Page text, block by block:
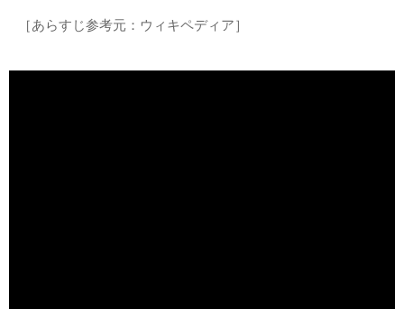
［あらすじ参考元：ウィキペディア］